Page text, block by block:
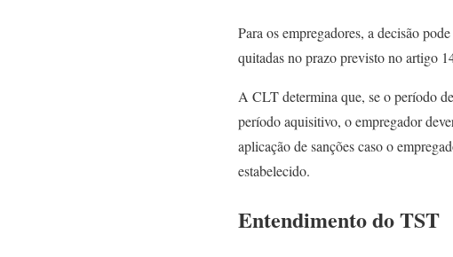
Para os empregadores, a decisão
quitadas no prazo previsto no artigo
A CLT determina que, se o período
período aquisitivo, o empregador
aplicação de sanções caso o
estabelecido.
Entendimento do TST